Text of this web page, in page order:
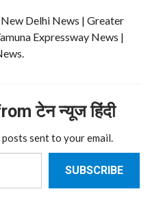
New Delhi News | Greater
Expressway News |
टेन न्यूज हिंदी
sent to your email.
SUBSCRIBE